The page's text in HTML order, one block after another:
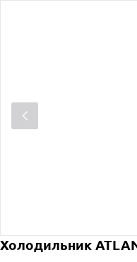
Холодильник